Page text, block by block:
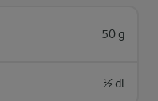
50 g
½ dl